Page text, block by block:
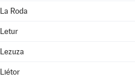
La Roda
Letur
Lezuza
Liétor